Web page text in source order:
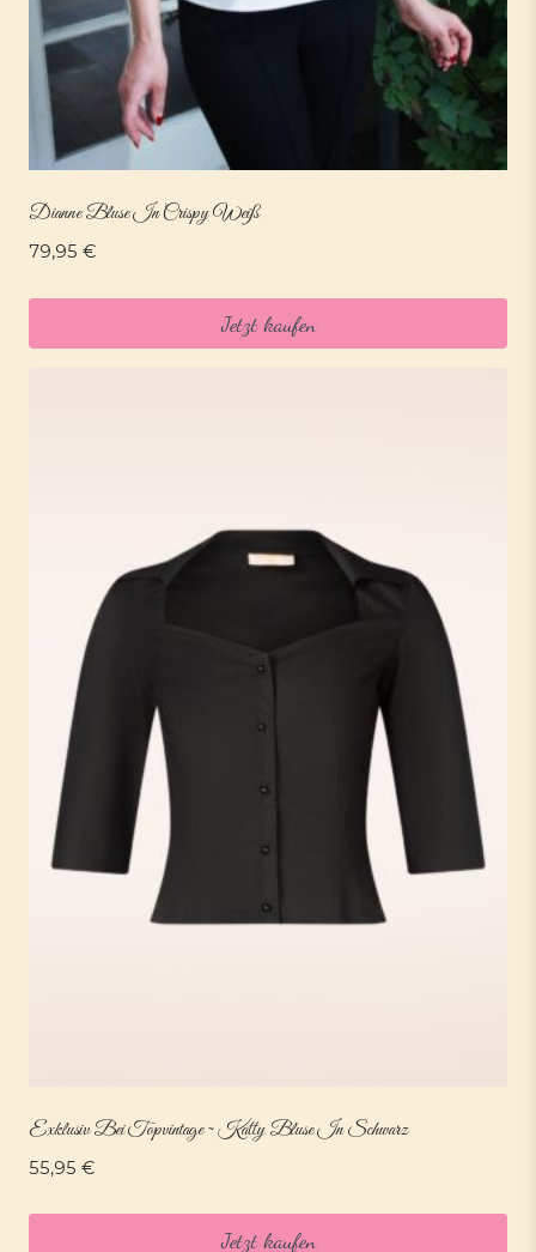
Dianne Bluse In Crispy Weiß
79,95 €
Jetzt kaufen
Exklusiv Bei Topvintage ~ Katty Bluse In Schwarz
55,95 €
Jetzt kaufen